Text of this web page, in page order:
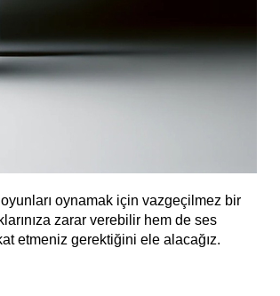
oynamak için vazgeçilmez bir
zarar verebilir hem de ses
etmeniz gerektiğini ele alacağız.